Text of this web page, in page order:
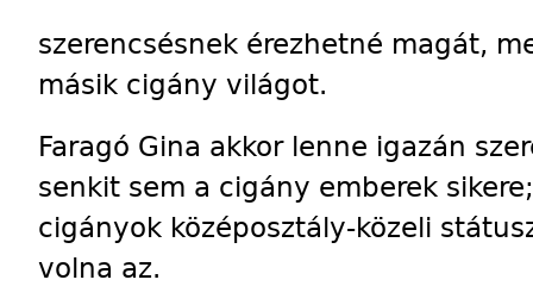
szerencsésnek érezhetné magát,
másik cigány világot.
Faragó Gina akkor lenne igazán
senkit sem a cigány emberek
cigányok középosztály-közeli
volna az.